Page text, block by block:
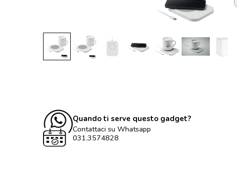
Quando ti serve questo gadget?
Contattaci su Whatsapp
031.3574828